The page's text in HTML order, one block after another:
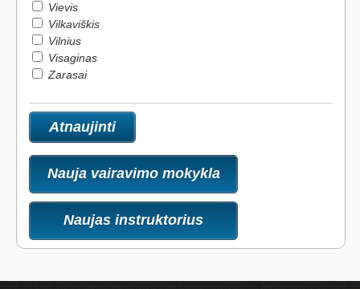
Vievis
Vilkaviškis
Vilnius
Visaginas
Zarasai
Nauja vairavimo mokykla
Naujas instruktorius